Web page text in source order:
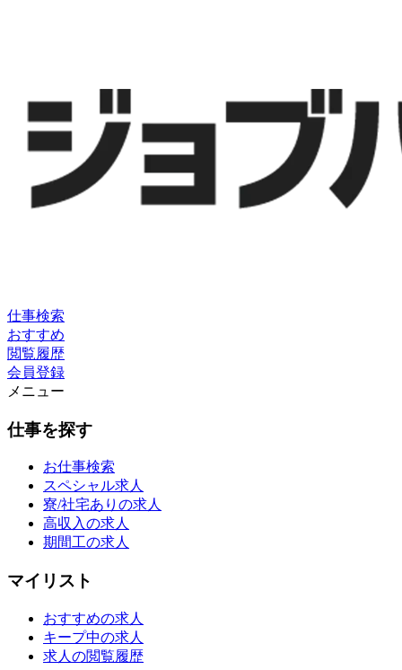
仕事検索
おすすめ
閲覧履歴
会員登録
メニュー
仕事を探す
お仕事検索
スペシャル求人
寮/社宅ありの求人
高収入の求人
期間工の求人
マイリスト
おすすめの求人
キープ中の求人
求人の閲覧履歴